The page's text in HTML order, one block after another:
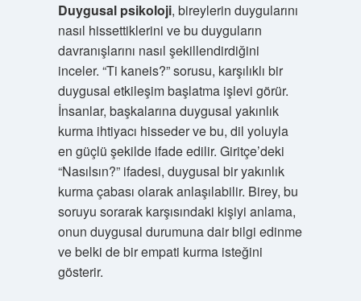
Duygusal psikoloji, bireylerin duygularını
nasıl hissettiklerini ve bu duyguların
davranışlarını nasıl şekillendirdiğini
inceler. “Ti kaneis?” sorusu, karşılıklı bir
duygusal etkileşim başlatma işlevi görür.
İnsanlar, başkalarına duygusal yakınlık
kurma ihtiyacı hisseder ve bu, dil yoluyla
en güçlü şekilde ifade edilir. Giritçe’deki
“Nasılsın?” ifadesi, duygusal bir yakınlık
kurma çabası olarak anlaşılabilir. Birey, bu
soruyu sorarak karşısındaki kişiyi anlama,
onun duygusal durumuna dair bilgi edinme
ve belki de bir empati kurma isteğini
gösterir.